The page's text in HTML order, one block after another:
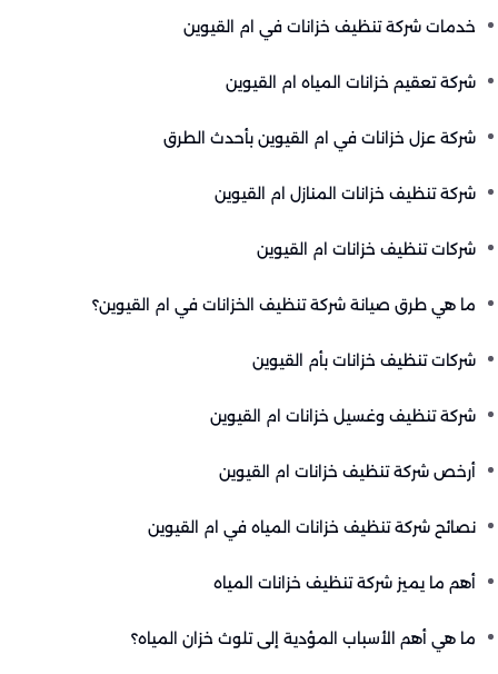
خدمات شركة تنظيف خزانات في ام القيوين
شركة تعقيم خزانات المياه ام القيوين
شركة عزل خزانات في ام القيوين بأحدث الطرق
شركة تنظيف خزانات المنازل ام القيوين
شركات تنظيف خزانات ام القيوين
ما هي طرق صيانة شركة تنظيف الخزانات في ام القيوين؟
شركات تنظيف خزانات بأم القيوين
شركة تنظيف وغسيل خزانات ام القيوين
أرخص شركة تنظيف خزانات ام القيوين
نصائح شركة تنظيف خزانات المياه في ام القيوين
أهم ما يميز شركة تنظيف خزانات المياه
ما هي أهم الأسباب المؤدية إلى تلوث خزان المياه؟